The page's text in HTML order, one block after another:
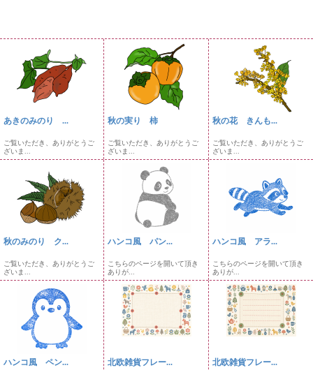
あきのみのり ...
ご覧いただき、ありがとうご
ざいま...
秋の実り 柿
ご覧いただき、ありがとうご
ざいま...
秋の花 きんも...
ご覧いただき、ありがとうご
ざいま...
秋のみのり ク...
ご覧いただき、ありがとうご
ざいま...
ハンコ風 パン...
こちらのページを開いて頂き
ありが...
ハンコ風 アラ...
こちらのページを開いて頂き
ありが...
ハンコ風 ペン... 北欧雑貨フレー... 北欧雑貨フレー...